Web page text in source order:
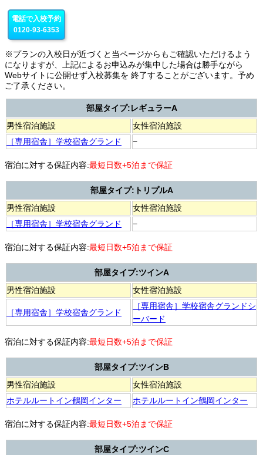
電話で入校予約
0120-93-6353
※プランの入校日が近づくと当ページからもご確認いただけるよう
になりますが、上記によるお申込みが集中した場合は勝手ながら
Webサイトに公開せず入校募集を 終了することがございます。予め
ご了承ください。
部屋タイプ:レギュラーA
男性宿泊施設
女性宿泊施設
［専用宿舎］学校宿舎グランド
−
宿泊に対する保証内容:最短日数+5泊まで保証
部屋タイプ:トリプルA
男性宿泊施設
女性宿泊施設
［専用宿舎］学校宿舎グランド
−
宿泊に対する保証内容:最短日数+5泊まで保証
部屋タイプ:ツインA
男性宿泊施設
女性宿泊施設
［専用宿舎］学校宿舎グランド
［専用宿舎］学校宿舎グランドシ
ーバード
宿泊に対する保証内容:最短日数+5泊まで保証
部屋タイプ:ツインB
男性宿泊施設
女性宿泊施設
ホテルルートイン鶴岡インター
ホテルルートイン鶴岡インター
宿泊に対する保証内容:最短日数+5泊まで保証
部屋タイプ:ツインC